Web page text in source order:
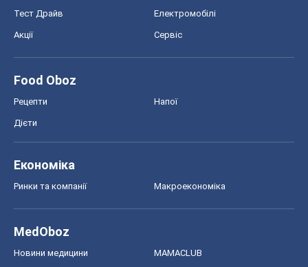
Тест Драйв Електромобілі
Акції Сервіс
Food Oboz
Рецепти Напої
Дієти
Економіка
Ринки та компанії Макроекономіка
MedOboz
Новини медицини MAMACLUB